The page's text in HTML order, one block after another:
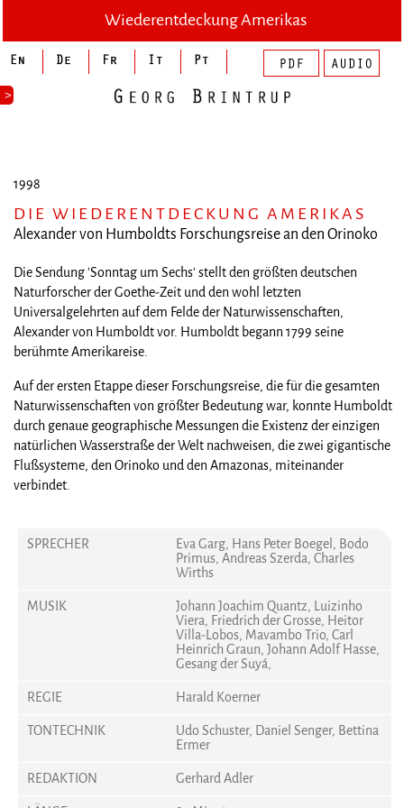
>
Wiederentdeckung Amerikas
1998
DIE WIEDERENTDECKUNG AMERIKAS
Alexander von Humboldts Forschungsreise an den Orinoko
Die Sendung 'Sonntag um Sechs' stellt den größten deutschen
Naturforscher der Goethe-Zeit und den wohl letzten
Universalgelehrten auf dem Felde der Naturwissenschaften,
Alexander von Humboldt vor. Humboldt begann 1799 seine
berühmte Amerikareise.
Auf der ersten Etappe dieser Forschungsreise, die für die gesamten
Naturwissenschaften von größter Bedeutung war, konnte Humboldt
durch genaue geographische Messungen die Existenz der einzigen
natürlichen Wasserstraße der Welt nachweisen, die zwei gigantische
Flußsysteme, den Orinoko und den Amazonas, miteinander
verbindet.
SPRECHER
Eva Garg, Hans Peter Boegel, Bodo
Primus, Andreas Szerda, Charles
Wirths
MUSIK
Johann Joachim Quantz, Luizinho
Viera, Friedrich der Grosse, Heitor
Villa-Lobos, Mavambo Trio, Carl
Heinrich Graun, Johann Adolf Hasse,
Gesang der Suyá,
REGIE
Harald Koerner
TONTECHNIK
Udo Schuster, Daniel Senger, Bettina
Ermer
REDAKTION
Gerhard Adler